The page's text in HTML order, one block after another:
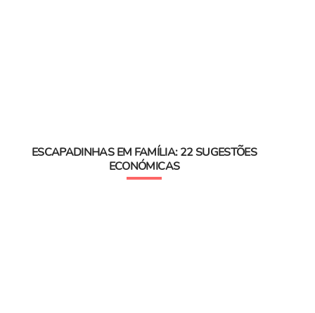
ESCAPADINHAS EM FAMÍLIA: 22 SUGESTÕES
ECONÓMICAS